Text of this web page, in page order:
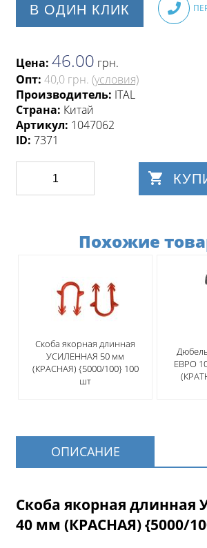
В ОДИН КЛИК
Цена: 46.00 грн.
Опт: 40,0 грн. (условия)
Производитель: ITAL
Страна: Китай
Артикул: 1047062
ID: 7371
Похожие
Скоба якорная длинная
УСИЛЕННАЯ 50 мм
(КРАСНАЯ) {5000/100} 100
шт
ЕВРО
ОПИСАНИЕ
Скоба якорная длинная
40 мм (КРАСНАЯ) {5000/